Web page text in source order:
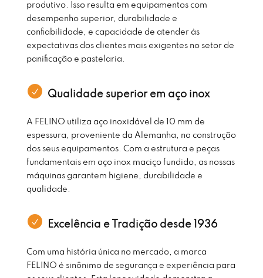
produtivo. Isso resulta em equipamentos com
desempenho superior, durabilidade e
confiabilidade, e capacidade de atender às
expectativas dos clientes mais exigentes no setor de
panificação e pastelaria.
Qualidade superior em aço inox
A FELINO utiliza aço inoxidável de 10 mm de
espessura, proveniente da Alemanha, na construção
dos seus equipamentos. Com a estrutura e peças
fundamentais em aço inox maciço fundido, as nossas
máquinas garantem higiene, durabilidade e
qualidade.
Excelência e Tradição desde 1936
Com uma história única no mercado, a marca
FELINO é sinônimo de segurança e experiência para